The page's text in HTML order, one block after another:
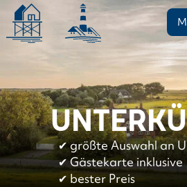
✔︎größte Auswahl an
✔︎Gästekarte inklusive
✔︎ bester Preis